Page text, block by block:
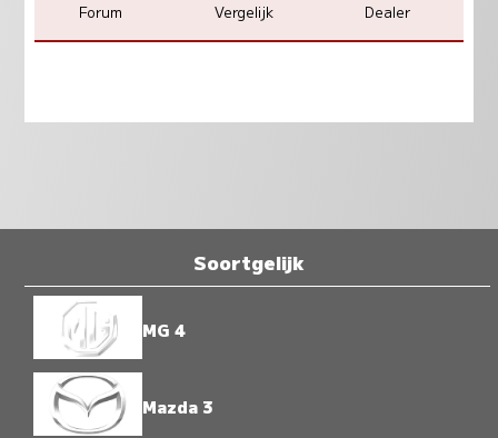
Forum Vergelijk Dealer
Soortgelijk
MG 4
Mazda 3